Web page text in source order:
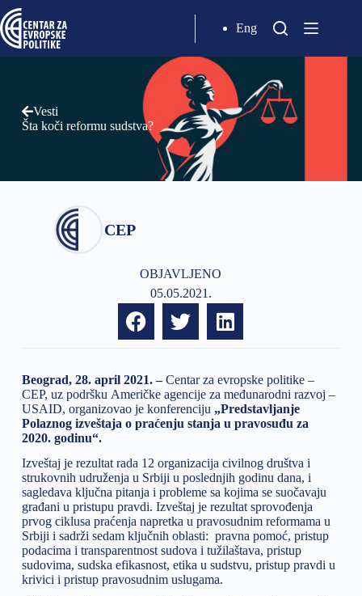
Eng
Vesti
Šta koči reformu sudstva?
CEP
OBJAVLJENO
05.05.2021.
Beograd, 28. april 2021. –Centar za evropske politike –
CEP, uz podršku Američke agencije za međunarodni razvoj –
USAID, organizovao je konferenciju „Predstavljanje
Polaznog izveštaja o praćenju stanja u pravosuđu za
2020. godinu“.
Izveštaj je rezultat rada 12 organizacija civilnog društva i
strukovnih udruženja u Srbiji u poslednjih godinu dana, i
sagledava ključna pitanja i probleme sa kojima se suočavaju
građani u pristupu pravdi. Izveštaj je rezultat sprovođenja
prvog ciklusa praćenja napretka u pravosudnim reformama u
Srbiji i sadrži sedam ključnih oblasti: pravna pomoć, pristup
podacima i transparentnost sudova i tužilaštava, pristup
sudovima, sudska efikasnost, etika u sudstvu, pristup pravdi u
krivici i pristup pravosudnim uslugama.